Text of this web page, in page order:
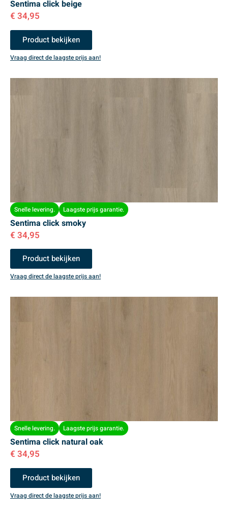
Sentima click beige
€ 34,95
Product bekijken
Vraag direct de laagste prijs aan!
Snelle levering. Laagste prijs garantie.
Sentima click smoky
€ 34,95
Product bekijken
Vraag direct de laagste prijs aan!
Snelle levering. Laagste prijs garantie.
Sentima click natural oak
€ 34,95
Product bekijken
Vraag direct de laagste prijs aan!